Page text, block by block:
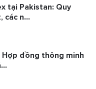
tại Pakistan: Quy
các n...
đồng thông minh